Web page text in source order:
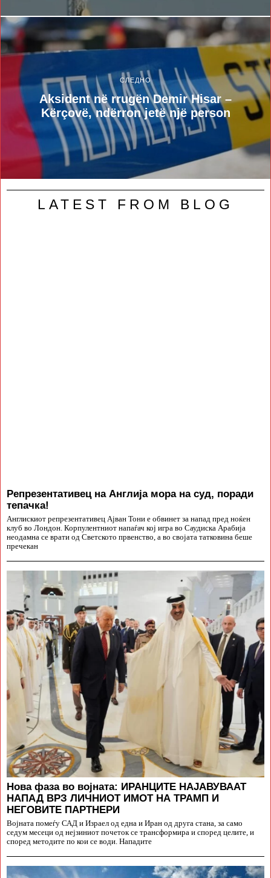
СЛЕДНО
Aksident në rrugën Demir Hisar –
Kërçovë, ndërron jetë një person
LATEST FROM BLOG
Репрезентативец на Англија мора на суд, поради
тепачка!
Англискиот репрезентативец Ајван Тони е обвинет за напад пред ноќен
клуб во Лондон. Корпулентниот напаѓач кој игра во Саудиска Арабија
неодамна се врати од Светското првенство, а во својата татковина беше
пречекан
Нова фаза во војната: ИРАНЦИТЕ НАЈАВУВААТ
НАПАД ВРЗ ЛИЧНИОТ ИМОТ НА ТРАМП И
НЕГОВИТЕ ПАРТНЕРИ
Војната помеѓу САД и Израел од една и Иран од друга стана, за само
седум месеци од нејзиниот почеток се трансформира и според целите, и
според методите по кои се води. Нападите